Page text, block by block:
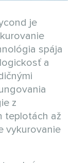
je
spája
a
z
teplotách až
vykurovanie